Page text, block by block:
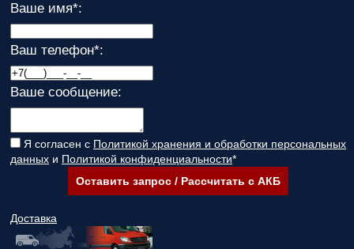
Ваше имя*:
Ваш телефон*:
Ваше сообщение:
Я согласен с Политикой хранения и обработки персональных
данных и Политикой конфиденциальности*
Оставить запрос / Рассчитать с АКБ
Доставка